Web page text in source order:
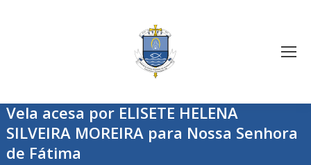
Vela acesa por ELISETE HELENA
SILVEIRA MOREIRA para Nossa Senhora
de Fátima